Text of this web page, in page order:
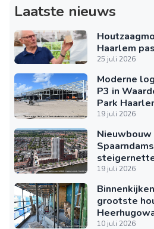
Laatste nieuws
Haarlem
25 juli 2026
Moderne
P3 in
Park
19 juli 2026
19 juli 2026
grootste
10 juli 2026